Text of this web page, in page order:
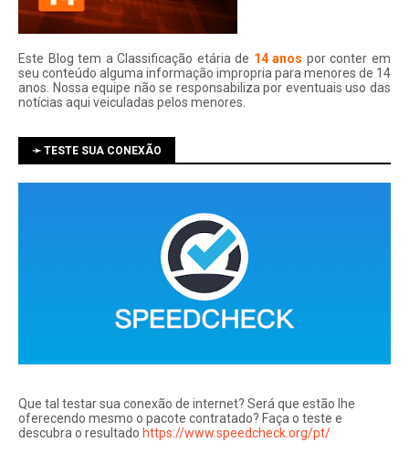
Este Blog tem a Classificação etária de 14 anos por conter em
seu conteúdo alguma informação impropria para menores de 14
anos. Nossa equipe não se responsabiliza por eventuais uso das
notí­cias aqui veiculadas pelos menores.
➛ TESTE SUA CONEXÃO
Que tal testar sua conexão de internet? Será que estão lhe
oferecendo mesmo o pacote contratado? Faça o teste e
descubra o resultado https://www.speedcheck.org/pt/